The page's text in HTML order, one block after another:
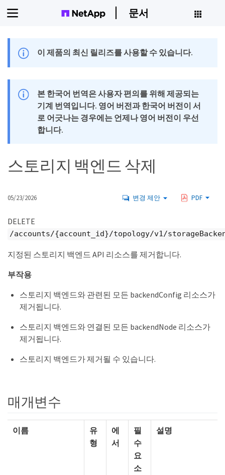
문서
이 제품의 최신 릴리즈를 사용할 수 있습니다.
본 한국어 번역은 사용자 편의를 위해 제공되는
기계 번역입니다. 영어 버전과 한국어 버전이 서
로 어긋나는 경우에는 언제나 영어 버전이 우선
합니다.
스토리지 백엔드 삭제
05/23/2026 변경 제안 PDF
DELETE
/accounts/{account_id}/topology/v1/
지정된 스토리지 백엔드 API 리소스를 제거합니다.
부작용
스토리지 백엔드와 관련된 모든 backendConfig 리소스가
제거됩니다.
스토리지 백엔드와 연결된 모든 backendNode 리소스가
제거됩니다.
스토리지 백엔드가 제거될 수 있습니다.
매개변수
이름
유
형
에
서
필
수
요
소
설명